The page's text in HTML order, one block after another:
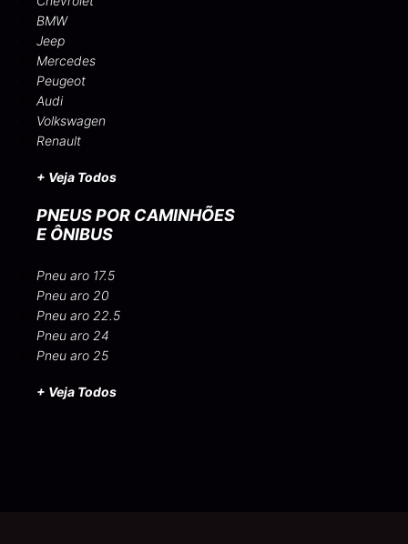
BMW
Jeep
Mercedes
Peugeot
Audi
Volkswagen
Renault
+ Veja Todos
PNEUS POR CAMINHÕES
E ÔNIBUS
Pneu aro 17.5
Pneu aro 20
Pneu aro 22.5
Pneu aro 24
Pneu aro 25
+ Veja Todos